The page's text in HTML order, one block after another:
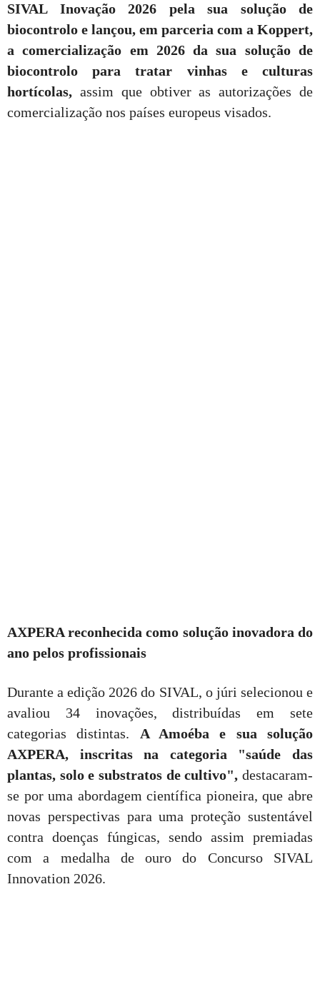
SIVAL Inovação 2026 pela sua solução de
biocontrolo e lançou, em parceria com a Koppert,
a comercialização em 2026 da sua solução de
biocontrolo para tratar vinhas e culturas
hortícolas, assim que obtiver as autorizações de
comercialização nos países europeus visados.
AXPERA reconhecida como solução inovadora do
ano pelos profissionais
Durante a edição 2026 do SIVAL, o júri selecionou e
avaliou 34 inovações, distribuídas em sete
categorias distintas. A Amoéba e sua solução
AXPERA, inscritas na categoria "saúde das
plantas, solo e substratos de cultivo", destacaram-
se por uma abordagem científica pioneira, que abre
novas perspectivas para uma proteção sustentável
contra doenças fúngicas, sendo assim premiadas
com a medalha de ouro do Concurso SIVAL
Innovation 2026.